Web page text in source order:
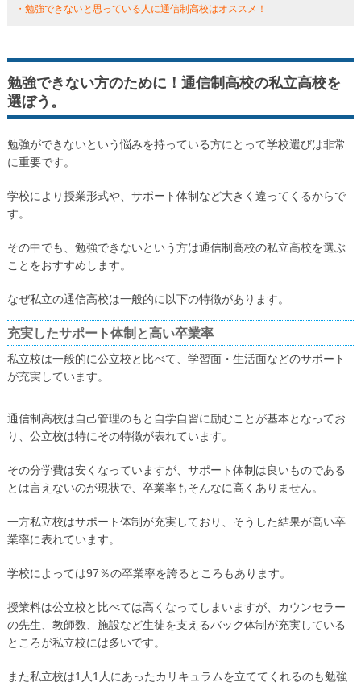
・勉強できないと思っている人に通信制高校はオススメ！
勉強できない方のために！通信制高校の私立高校を
選ぼう。
勉強ができないという悩みを持っている方にとって学校選びは非常
に重要です。
学校により授業形式や、サポート体制など大きく違ってくるからで
す。
その中でも、勉強できないという方は通信制高校の私立高校を選ぶ
ことをおすすめします。
なぜ私立の通信高校は一般的に以下の特徴があります。
充実したサポート体制と高い卒業率
私立校は一般的に公立校と比べて、学習面・生活面などのサポート
が充実しています。
通信制高校は自己管理のもと自学自習に励むことが基本となってお
り、公立校は特にその特徴が表れています。
その分学費は安くなっていますが、サポート体制は良いものである
とは言えないのが現状で、卒業率もそんなに高くありません。
一方私立校はサポート体制が充実しており、そうした結果が高い卒
業率に表れています。
学校によっては97％の卒業率を誇るところもあります。
授業料は公立校と比べては高くなってしまいますが、カウンセラー
の先生、教師数、施設など生徒を支えるバック体制が充実している
ところが私立校には多いです。
また私立校は1人1人にあったカリキュラムを立ててくれるのも勉強